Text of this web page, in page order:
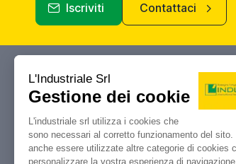
Iscriviti Contattaci
Industriale.it
Il tuo portale di riferimento per
compravendita, aste e liquidazioni di
macchine utensili e macchinari